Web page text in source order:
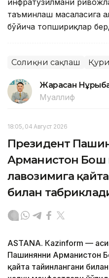
инфратузилмани
таъминлаш масаласига
бўйича топшириқлар
Соғлиқни сақлаш
Жарасқан
Муаллиф
18:05, 04 Август 2026
Президент
Арманистон Бош
лавозимига
билан
ASTANА. Кazinform —
Пашинянни Арманистон
қайта тайинлангани